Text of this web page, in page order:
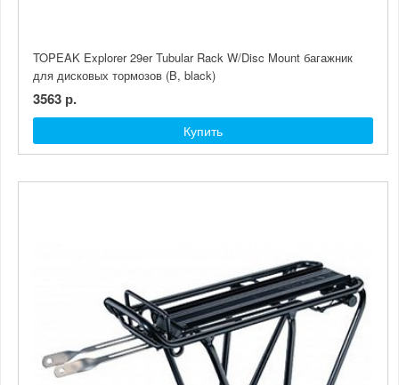
TOPEAK Explorer 29er Tubular Rack W/Disc Mount багажник
для дисковых тормозов (B, black)
3563 р.
Купить